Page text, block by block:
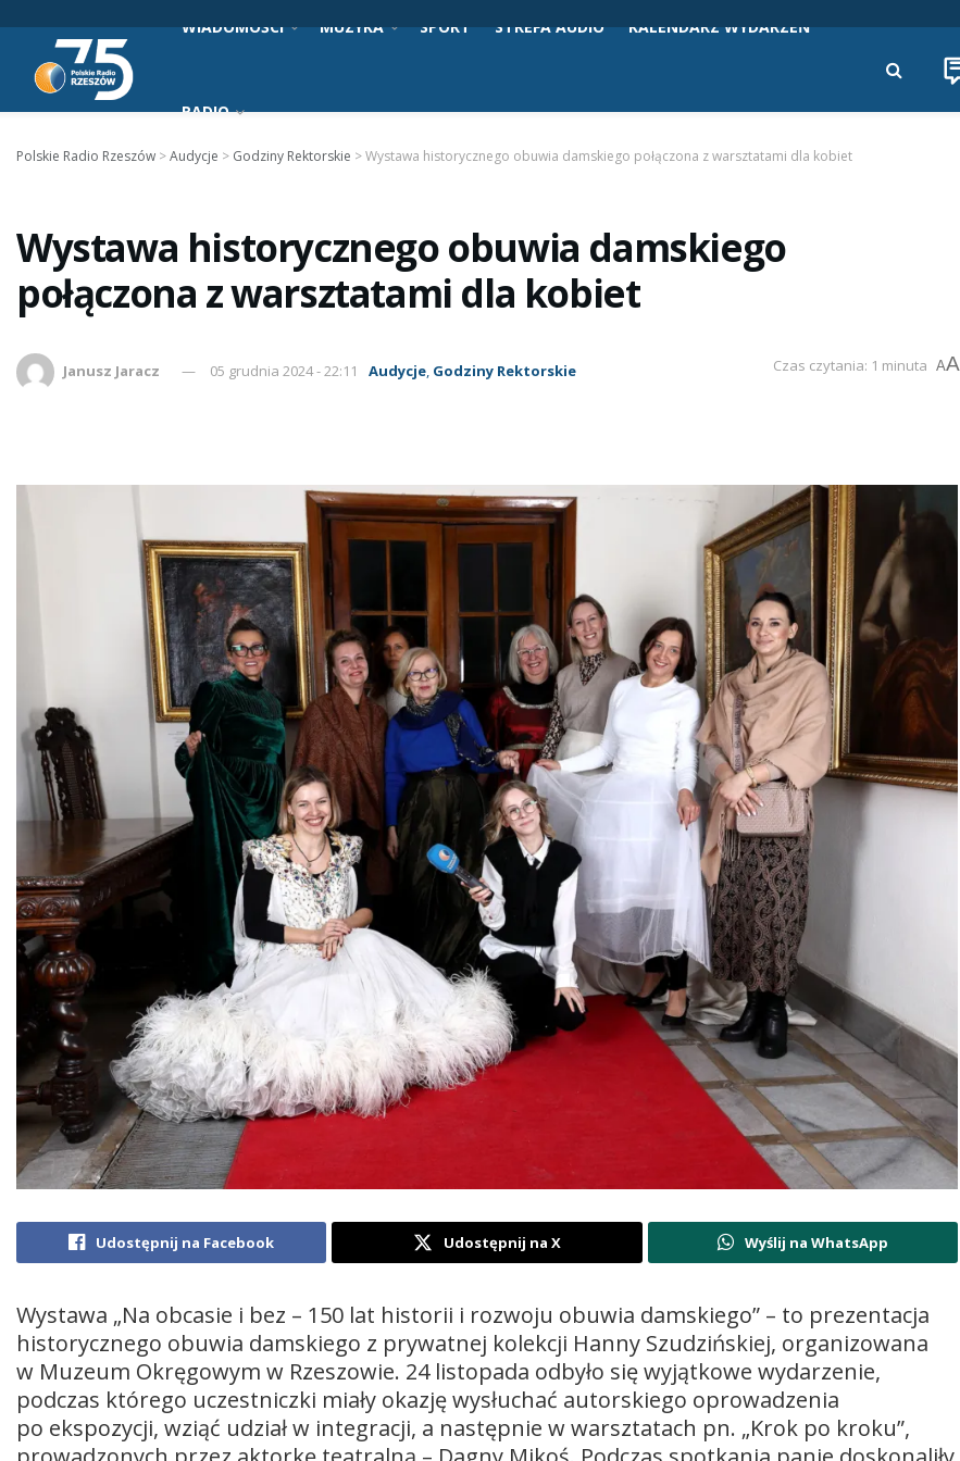
WIADOMOŚCI MUZYKA SPORT STREFA AUDIO KALENDARZ WYDARZEŃ
RADIO
Polskie Radio Rzeszów >Audycje > Godziny Rektorskie >Wystawa historycznego obuwia damskiego połączona z warsztatami dla kobiet
Wystawa historycznego obuwia damskiego
połączona z warsztatami dla kobiet
Janusz Jaracz 05 grudnia 2024 - 22:11 Audycje, Godziny Rektorskie Czas czytania: 1 minuta AA
Udostępnij na Facebook Udostępnij na X Wyślij na WhatsApp
Wystawa „Na obcasie i bez – 150 lat historii i rozwoju obuwia damskiego” – to prezentacja
historycznego obuwia damskiego z prywatnej kolekcji Hanny Szudzińskiej, organizowana
w Muzeum Okręgowym w Rzeszowie. 24 listopada odbyło się wyjątkowe wydarzenie,
podczas którego uczestniczki miały okazję wysłuchać autorskiego oprowadzenia
po ekspozycji, wziąć udział w integracji, a następnie w warsztatach pn. „Krok po kroku”,